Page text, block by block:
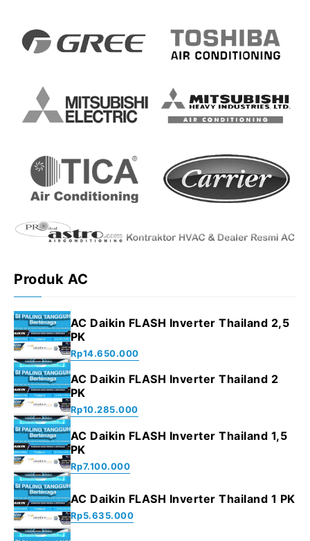
Produk AC
AC Daikin FLASH Inverter Thailand 2,5
PK
Rp14.650.000
AC Daikin FLASH Inverter Thailand 2
PK
Rp10.285.000
AC Daikin FLASH Inverter Thailand 1,5
PK
Rp7.100.000
AC Daikin FLASH Inverter Thailand 1 PK
Rp5.635.000